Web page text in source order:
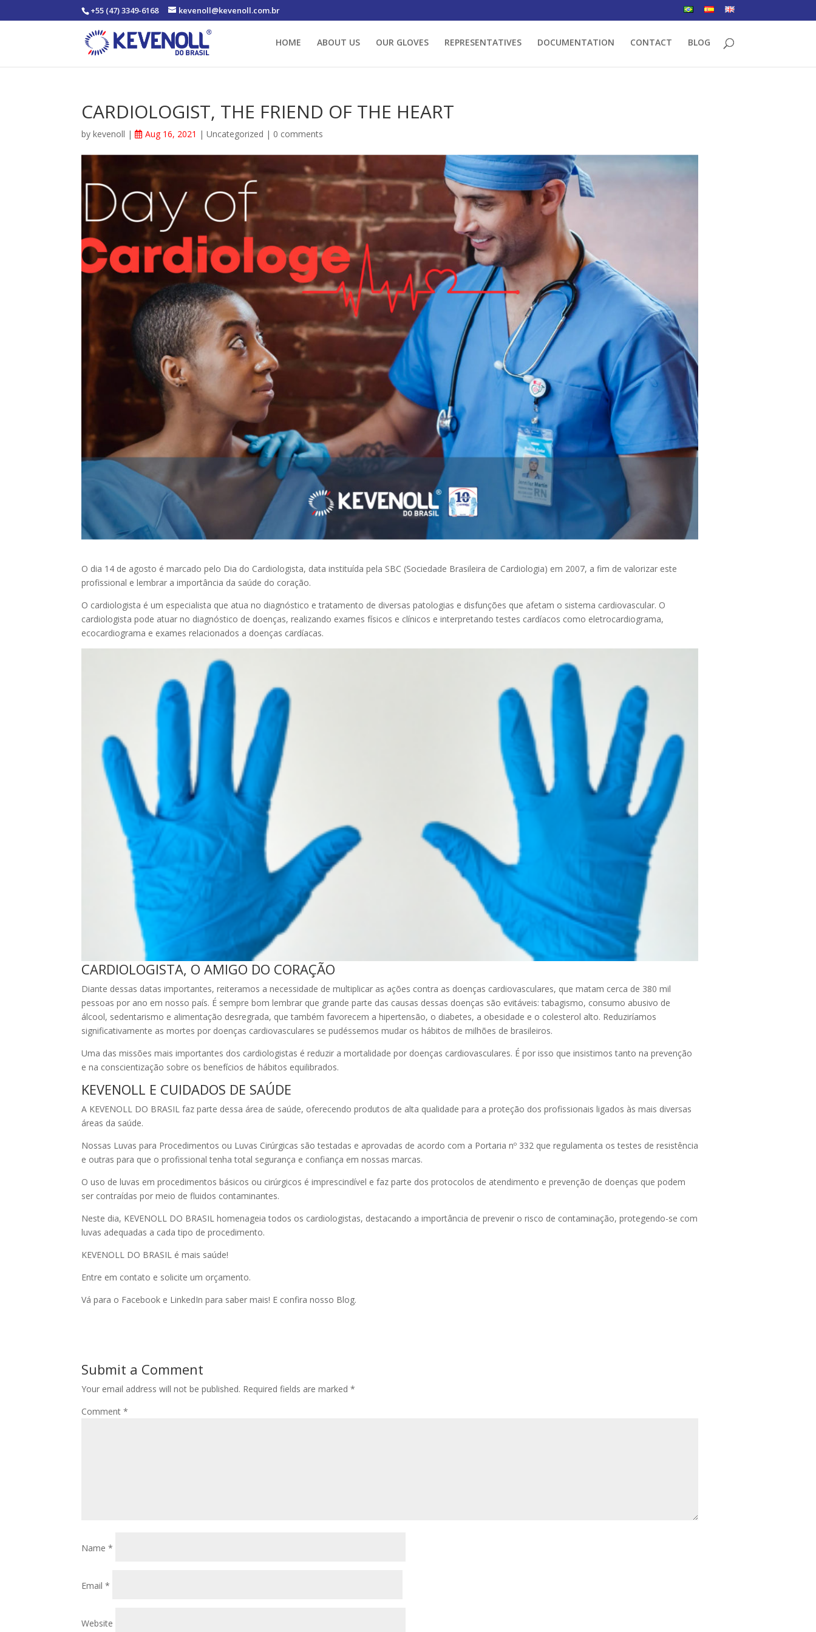
+55 (47) 3349-6168 kevenoll@kevenoll.com.br
HOME ABOUT US OUR GLOVES REPRESENTATIVES DOCUMENTATION CONTACT BLOG
CARDIOLOGIST, THE FRIEND OF THE HEART
bykevenoll | Aug 16, 2021 |Uncategorized | 0 comments
O dia 14 de agosto é marcado pelo Dia do Cardiologista, data instituída pela SBC (Sociedade Brasileira de Cardiologia) em 2007, a fim de valorizar este
profissional e lembrar a importância da saúde do coração.
O cardiologista é um especialista que atua no diagnóstico e tratamento de diversas patologias e disfunções que afetam o sistema cardiovascular. O
cardiologista pode atuar no diagnóstico de doenças, realizando exames físicos e clínicos e interpretando testes cardíacos como eletrocardiograma,
ecocardiograma e exames relacionados a doenças cardíacas.
CARDIOLOGISTA, O AMIGO DO CORAÇÃO
Diante dessas datas importantes, reiteramos a necessidade de multiplicar as ações contra as doenças cardiovasculares, que matam cerca de 380 mil
pessoas por ano em nosso país. É sempre bom lembrar que grande parte das causas dessas doenças são evitáveis: tabagismo, consumo abusivo de
álcool, sedentarismo e alimentação desregrada, que também favorecem a hipertensão, o diabetes, a obesidade e o colesterol alto. Reduziríamos
significativamente as mortes por doenças cardiovasculares se pudéssemos mudar os hábitos de milhões de brasileiros.
Uma das missões mais importantes dos cardiologistas é reduzir a mortalidade por doenças cardiovasculares. É por isso que insistimos tanto na prevenção
e na conscientização sobre os benefícios de hábitos equilibrados.
KEVENOLL E CUIDADOS DE SAÚDE
A KEVENOLL DO BRASIL faz parte dessa área de saúde, oferecendo produtos de alta qualidade para a proteção dos profissionais ligados às mais diversas
áreas da saúde.
Nossas Luvas para Procedimentos ou Luvas Cirúrgicas são testadas e aprovadas de acordo com a Portaria nº 332 que regulamenta os testes de resistência
e outras para que o profissional tenha total segurança e confiança em nossas marcas.
O uso de luvas em procedimentos básicos ou cirúrgicos é imprescindível e faz parte dos protocolos de atendimento e prevenção de doenças que podem
ser contraídas por meio de fluidos contaminantes.
Neste dia, KEVENOLL DO BRASIL homenageia todos os cardiologistas, destacando a importância de prevenir o risco de contaminação, protegendo-se com
luvas adequadas a cada tipo de procedimento.
KEVENOLL DO BRASIL é mais saúde!
Entre em contato e solicite um orçamento.
Vá para o Facebook e LinkedIn para saber mais! E confira nosso Blog.
Submit a Comment
Your email address will not be published. Required fields are marked*
Comment*
Name*
Email*
Website